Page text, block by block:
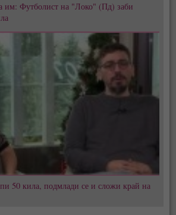
им: Футболист на "Локо" (Пд) заби
50 кила, подмлади се и сложи край на